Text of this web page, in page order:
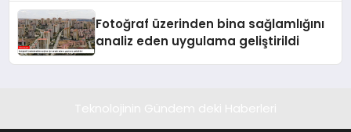
Fotoğraf üzerinden bina sağlamlığını
analiz eden uygulama geliştirildi